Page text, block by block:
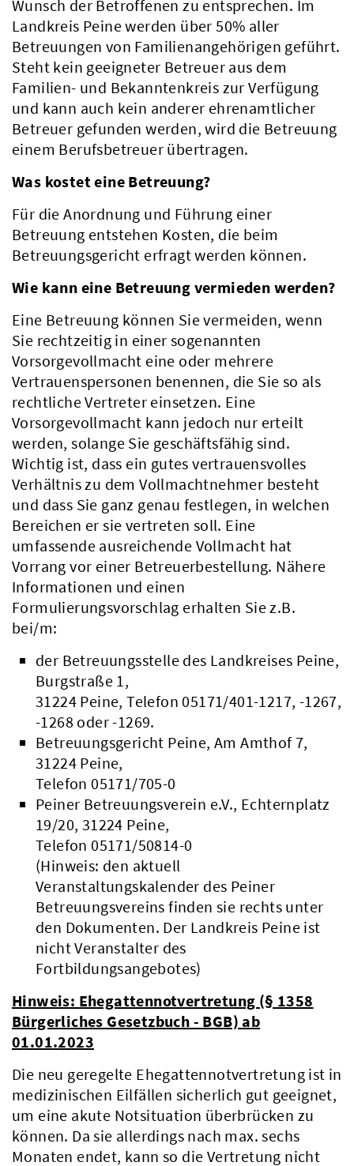
Aktuelles
Kreis & Politik
Verwaltung
Wunsch der Betroffenen zu entsprechen. Im
Landkreis Peine werden über 50% aller
Betreuungen von Familienangehörigen geführt.
Steht kein geeigneter Betreuer aus dem
Familien- und Bekanntenkreis zur Verfügung
und kann auch kein anderer ehrenamtlicher
Betreuer gefunden werden, wird die Betreuung
einem Berufsbetreuer übertragen.
Was kostet eine Betreuung?
Für die Anordnung und Führung einer
Betreuung entstehen Kosten, die beim
Betreuungsgericht erfragt werden können.
Wie kann eine Betreuung vermieden werden?
Eine Betreuung können Sie vermeiden, wenn
Sie rechtzeitig in einer sogenannten
Vorsorgevollmacht eine oder mehrere
Vertrauenspersonen benennen, die Sie so als
rechtliche Vertreter einsetzen. Eine
Vorsorgevollmacht kann jedoch nur erteilt
werden, solange Sie geschäftsfähig sind.
Wichtig ist, dass ein gutes vertrauensvolles
Verhältnis zu dem Vollmachtnehmer besteht
und dass Sie ganz genau festlegen, in welchen
Bereichen er sie vertreten soll. Eine
umfassende ausreichende Vollmacht hat
Vorrang vor einer Betreuerbestellung. Nähere
Informationen und einen
Formulierungsvorschlag erhalten Sie z.B.
bei/m:
der Betreuungsstelle des Landkreises Peine,
Burgstraße 1,
31224 Peine, Telefon 05171/401-1217, -1267,
-1268 oder -1269.
Betreuungsgericht Peine, Am Amthof 7,
31224 Peine,
Telefon 05171/705-0
Peiner Betreuungsverein e.V., Echternplatz
19/20, 31224 Peine,
Telefon 05171/50814-0
(Hinweis: den aktuell
Veranstaltungskalender des Peiner
Betreuungsvereins finden sie rechts unter
den Dokumenten. Der Landkreis Peine ist
nicht Veranstalter des
Fortbildungsangebotes)
Hinweis: Ehegattennotvertretung (§ 1358
Bürgerliches Gesetzbuch - BGB) ab
01.01.2023
Die neu geregelte Ehegattennotvertretung ist in
medizinischen Eilfällen sicherlich gut geeignet,
um eine akute Notsituation überbrücken zu
können. Da sie allerdings nach max. sechs
Monaten endet, kann so die Vertretung nicht